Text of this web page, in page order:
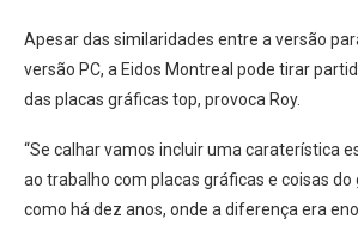
Apesar das similaridades entre a versão
versão PC, a Eidos Montreal pode tirar
das placas gráficas top, provoca Roy.
“Se calhar vamos incluir uma caraterística
ao trabalho com placas gráficas e coisas do
como há dez anos, onde a diferença era